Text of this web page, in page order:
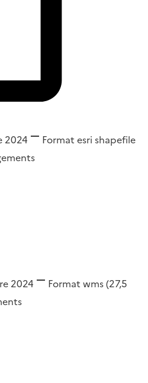
2024 Format esri shapefile
2024 Format wms(27,5